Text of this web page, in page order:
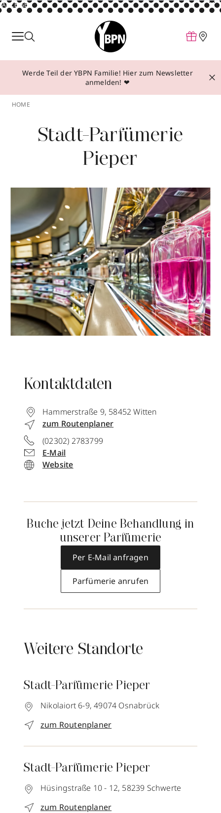
ANZEIGE
Parfum
Make-up
Behandlungen
Über YBPN
Werde Teil der YBPN Familie! Hier zum Newsletter
anmelden! ❤
HOME
Stadt-Parfümerie
Pieper
Kontaktdaten
Hammerstraße 9, 58452 Witten
zum Routenplaner
(02302) 2783799
E-Mail
Website
Buche jetzt Deine Behandlung in
unserer Parfümerie
Per E-Mail anfragen
Parfümerie anrufen
Weitere Standorte
Stadt-Parfümerie Pieper
Nikolaiort 6-9, 49074 Osnabrück
zum Routenplaner
Stadt-Parfümerie Pieper
Hüsingstraße 10 - 12, 58239 Schwerte
zum Routenplaner